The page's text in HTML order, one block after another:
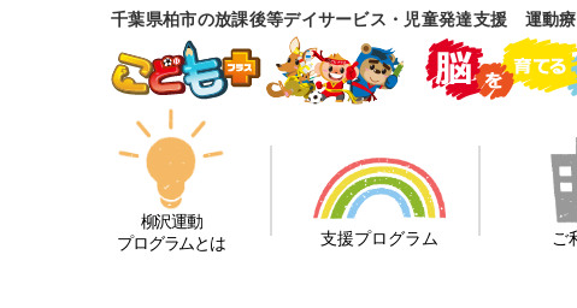
千葉県柏市の放課後等デイサービス・児童発達支援 運動
柳沢運動
プログラムとは
支援プログラム ご